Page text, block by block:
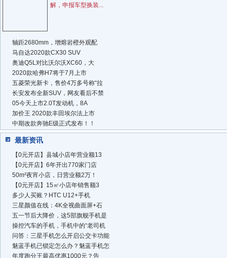
解，申报车型换装...
轴距2680mm，增熔岩橙外观配
马自达2020款CX30 SUV
奥迪Q5L对比沃尔沃XC60，大
2020款哈弗H7将于7月上市
五菱荣光新卡，售价4万多号称“拉
长安发布全新SUV，网友看后不禁
05今天上市2.0T发动机，8A
加价王 2020款丰田埃尔法上市
中期改款奔驰E级正式发布！！
最新资讯
【0元开店】县城小店年营业额13
【0元开店】6年开出770家门店
50m²夜宵小店，日营业额2万！
【0元开店】15㎡小店年销售额3
多少人买账？HTC U12+手机
三星颜值在线：4K全视曲面屏+石
五一节后大降价，这5部旗舰手机是
操控汽车的手机，手机中的“老司机
问答：三星手机怎么开启公交卡功能
魅蓝手机已锁定怎么办？魅蓝手机怎
年度跑分王最高优惠1000元？告